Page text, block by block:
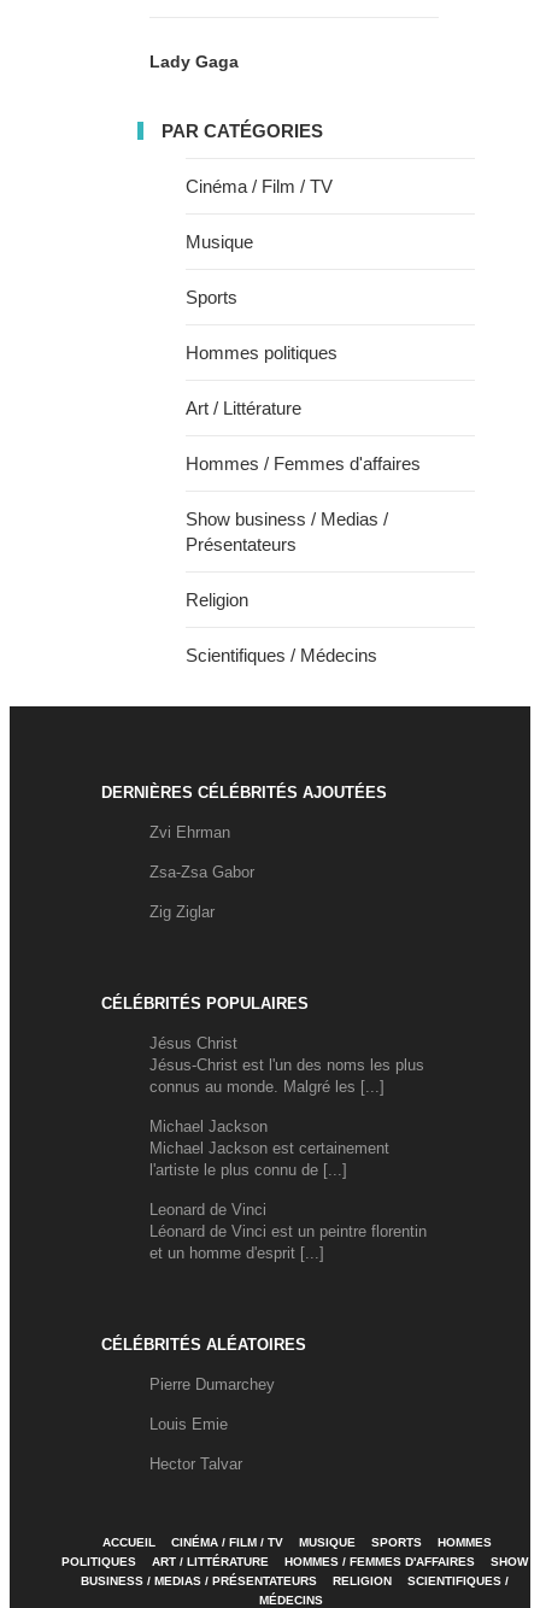
Lady Gaga
PAR CATÉGORIES
Cinéma / Film / TV
Musique
Sports
Hommes politiques
Art / Littérature
Hommes / Femmes d'affaires
Show business / Medias /
Présentateurs
Religion
Scientifiques / Médecins
DERNIÈRES CÉLÉBRITÉS AJOUTÉES
Zvi Ehrman
Zsa-Zsa Gabor
Zig Ziglar
CÉLÉBRITÉS POPULAIRES
Jésus Christ
Jésus-Christ est l'un des noms les plus
connus au monde. Malgré les [...]
Michael Jackson
Michael Jackson est certainement
l'artiste le plus connu de [...]
Leonard de Vinci
Léonard de Vinci est un peintre florentin
et un homme d'esprit [...]
CÉLÉBRITÉS ALÉATOIRES
Pierre Dumarchey
Louis Emie
Hector Talvar
ACCUEIL CINÉMA / FILM / TV MUSIQUE SPORTS
HOMMES
POLITIQUES
ART / LITTÉRATURE HOMMES / FEMMES D'AFFAIRES
SHOW
BUSINESS / MEDIAS / PRÉSENTATEURS
RELIGION
SCIENTIFIQUES /
MÉDECINS